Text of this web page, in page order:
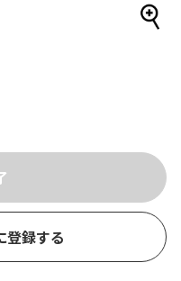
登録する